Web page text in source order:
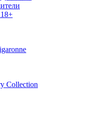
Collection